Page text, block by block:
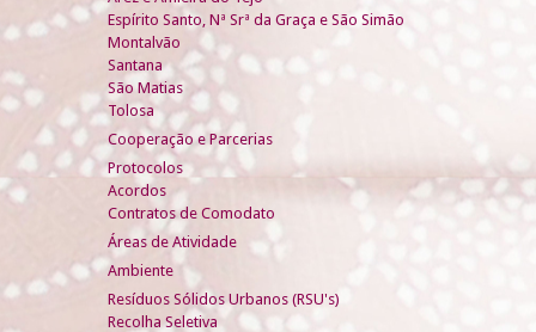
Espírito Santo, Nª Srª da Graça e São Simão
Montalvão
Santana
São Matias
Tolosa
Cooperação e Parcerias
Protocolos
Acordos
Contratos de Comodato
Áreas de Atividade
Ambiente
Resíduos Sólidos Urbanos (RSU's)
Recolha Seletiva